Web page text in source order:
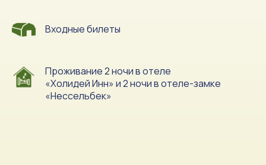
Входные билеты
Проживание 2 ночи в отеле
«Холидей Инн» и 2 ночи в отеле-замке
«Нессельбек»